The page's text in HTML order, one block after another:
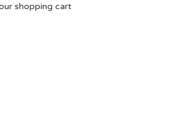
shopping cart